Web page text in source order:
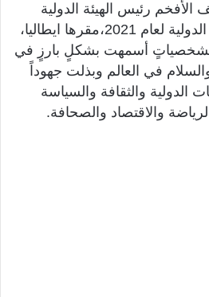
رئيس الهيئة الدولية
للمسرح جائزة ترايمف الدولية لعام 2021،مقرها ايطاليا،
لشخصياتٍ أسمهت بشكلٍ بارزٍ في
في العالم وبذلت جهوداً
الدولية والثقافة والسياسة
والاقتصاد والصحافة.